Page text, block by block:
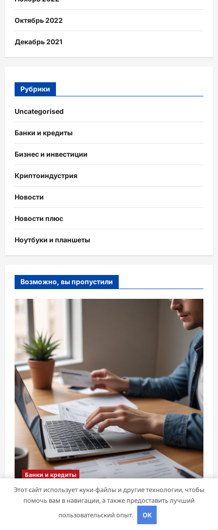
Октябрь 2022
Декабрь 2021
Рубрики
Uncategorised
Банки и кредиты
Бизнес и инвестиции
Криптоиндустрия
Новости
Новости плюс
Ноутбуки и планшеты
Возможно, вы пропустили
Банки и кредиты
Оформление займа под залог ПТС онлайн
на карту без визита в офис: порядок,
Этот сайт использует куки-файлы и другие технологии, чтобы
помочь вам в навигации, а также предоставить лучший
пользовательский опыт.
OK